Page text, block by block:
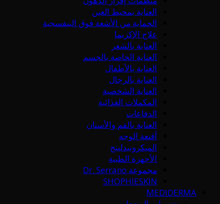
العناية بمحيط العين
الحماية من الأشعة فوق البنفسجية
علاج الإكزيما
العناية بالشعر
العناية الخاصة بالجسم
العناية بالأطفال
العناية بالرجال
العناية الشخصية
المكملات الغذائية
الدفاعات
العناية بالفم والأسنان
أقنعة الوجه
الميكرونيدلينج
الأجهزة الطبية
مجموعة Dr. Serrano
SHOPHIESKIN
MEDIDERMA